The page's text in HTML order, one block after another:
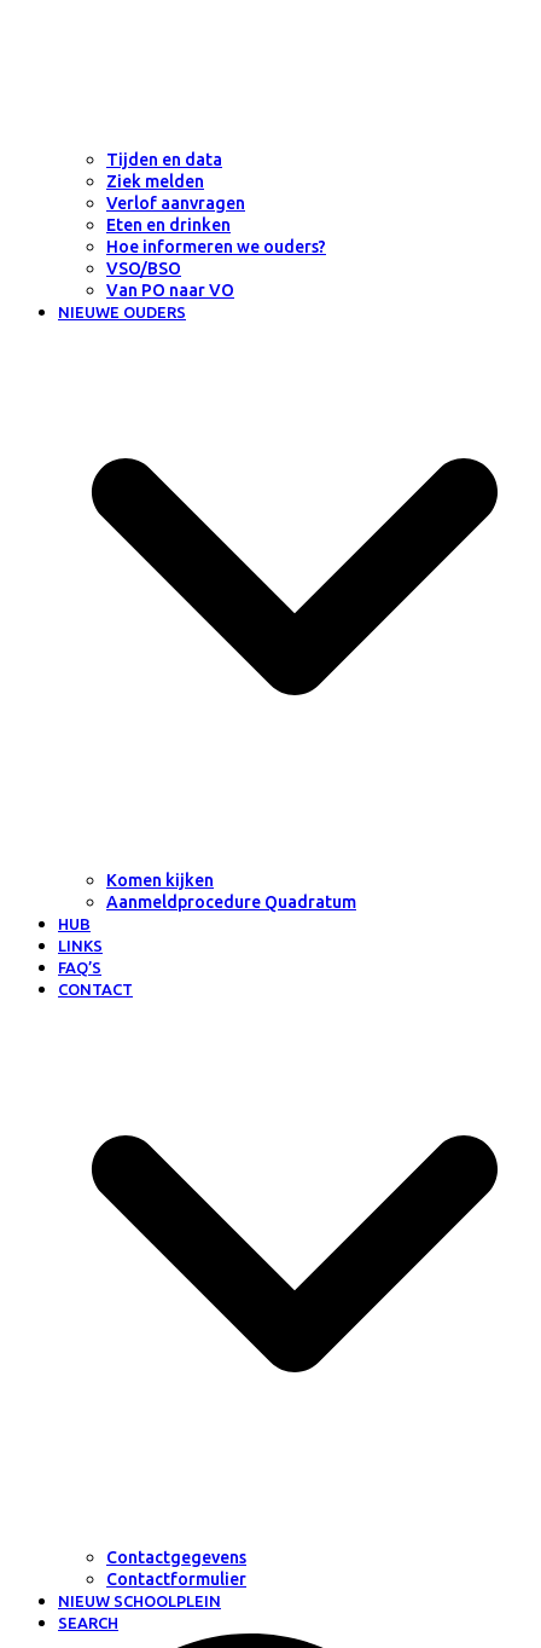
Tijden en data
Ziek melden
Verlof aanvragen
Eten en drinken
Hoe informeren we ouders?
VSO/BSO
Van PO naar VO
NIEUWE OUDERS
Komen kijken
Aanmeldprocedure Quadratum
HUB
LINKS
FAQ’S
CONTACT
Contactgegevens
Contactformulier
NIEUW SCHOOLPLEIN
SEARCH